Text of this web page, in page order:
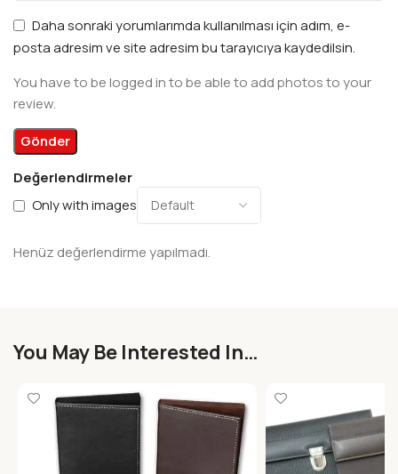
Değerlendirmeler
Only with images
Henüz değerlendirme yapılmadı.
Daha sonraki yorumlarımda kullanılması için adım, e-
posta adresim ve site adresim bu tarayıcıya kaydedilsin.
You have to be logged in to be able to add photos to your
review.
You May Be Interested In…